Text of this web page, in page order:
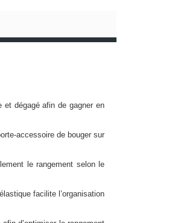
et dégagé afin de gagner en
accessoire de bouger sur
le rangement selon le
facilite l’organisation